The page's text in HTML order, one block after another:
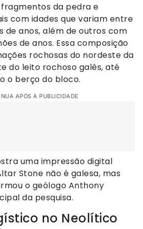
da pedra e
com idades que variam entre
de anos, além de outros com
de anos. Essa composição
rochosas do nordeste da
do leito rochoso galês, até
o berço do bloco.
APÓS A PUBLICIDADE
uma impressão digital
Stone não é galesa, mas
o geólogo Anthony
da pesquisa.
no Neolítico